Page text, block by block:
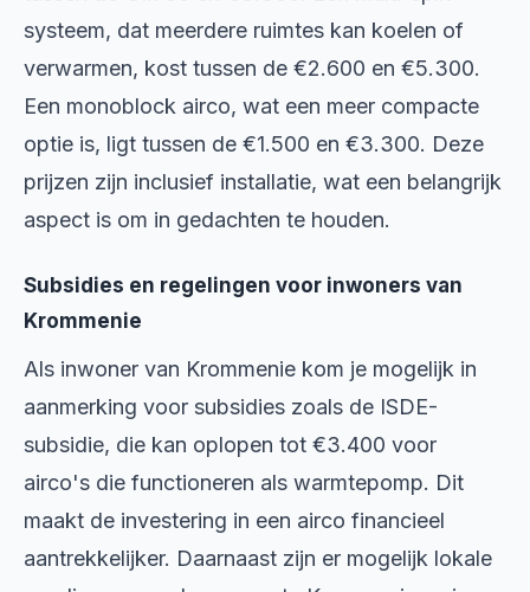
systeem, dat meerdere ruimtes kan koelen of
verwarmen, kost tussen de €2.600 en €5.300.
Een monoblock airco, wat een meer compacte
optie is, ligt tussen de €1.500 en €3.300. Deze
prijzen zijn inclusief installatie, wat een belangrijk
aspect is om in gedachten te houden.
Subsidies en regelingen voor inwoners van
Krommenie
Als inwoner van Krommenie kom je mogelijk in
aanmerking voor subsidies zoals de ISDE-
subsidie, die kan oplopen tot €3.400 voor
airco's die functioneren als warmtepomp. Dit
maakt de investering in een airco financieel
aantrekkelijker. Daarnaast zijn er mogelijk lokale